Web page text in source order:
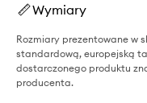
Wymiary
Rozmiary prezentowane w
standardową, europejską
dostarczonego produktu
producenta.